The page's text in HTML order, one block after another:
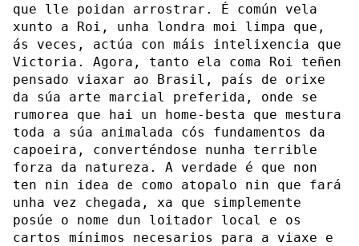
que lle poidan arrostrar. É común vela
xunto a Roi, unha londra moi limpa que,
ás veces, actúa con máis intelixencia que
Victoria. Agora, tanto ela coma Roi teñen
pensado viaxar ao Brasil, país de orixe
da súa arte marcial preferida, onde se
rumorea que hai un home-besta que mestura
toda a súa animalada cós fundamentos da
capoeira, converténdose nunha terrible
forza da natureza. A verdade é que non
ten nin idea de como atopalo nin que fará
unha vez chegada, xa que simplemente
posúe o nome dun loitador local e os
cartos mínimos necesarios para a viaxe e